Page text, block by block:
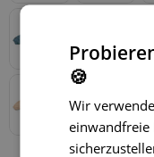
🍪
Wir
einwandfreie